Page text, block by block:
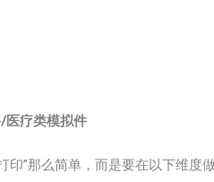
医疗类模拟件
”那么简单，而是要在以下维度